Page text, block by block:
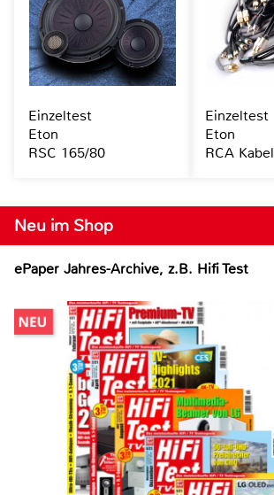
Neu im Shop
ePaper Jahres-Archive, z.B. Hifi Test
Einzeltest
Eton
RSC 165/80
Einzeltest
Eton
RCA Kabel